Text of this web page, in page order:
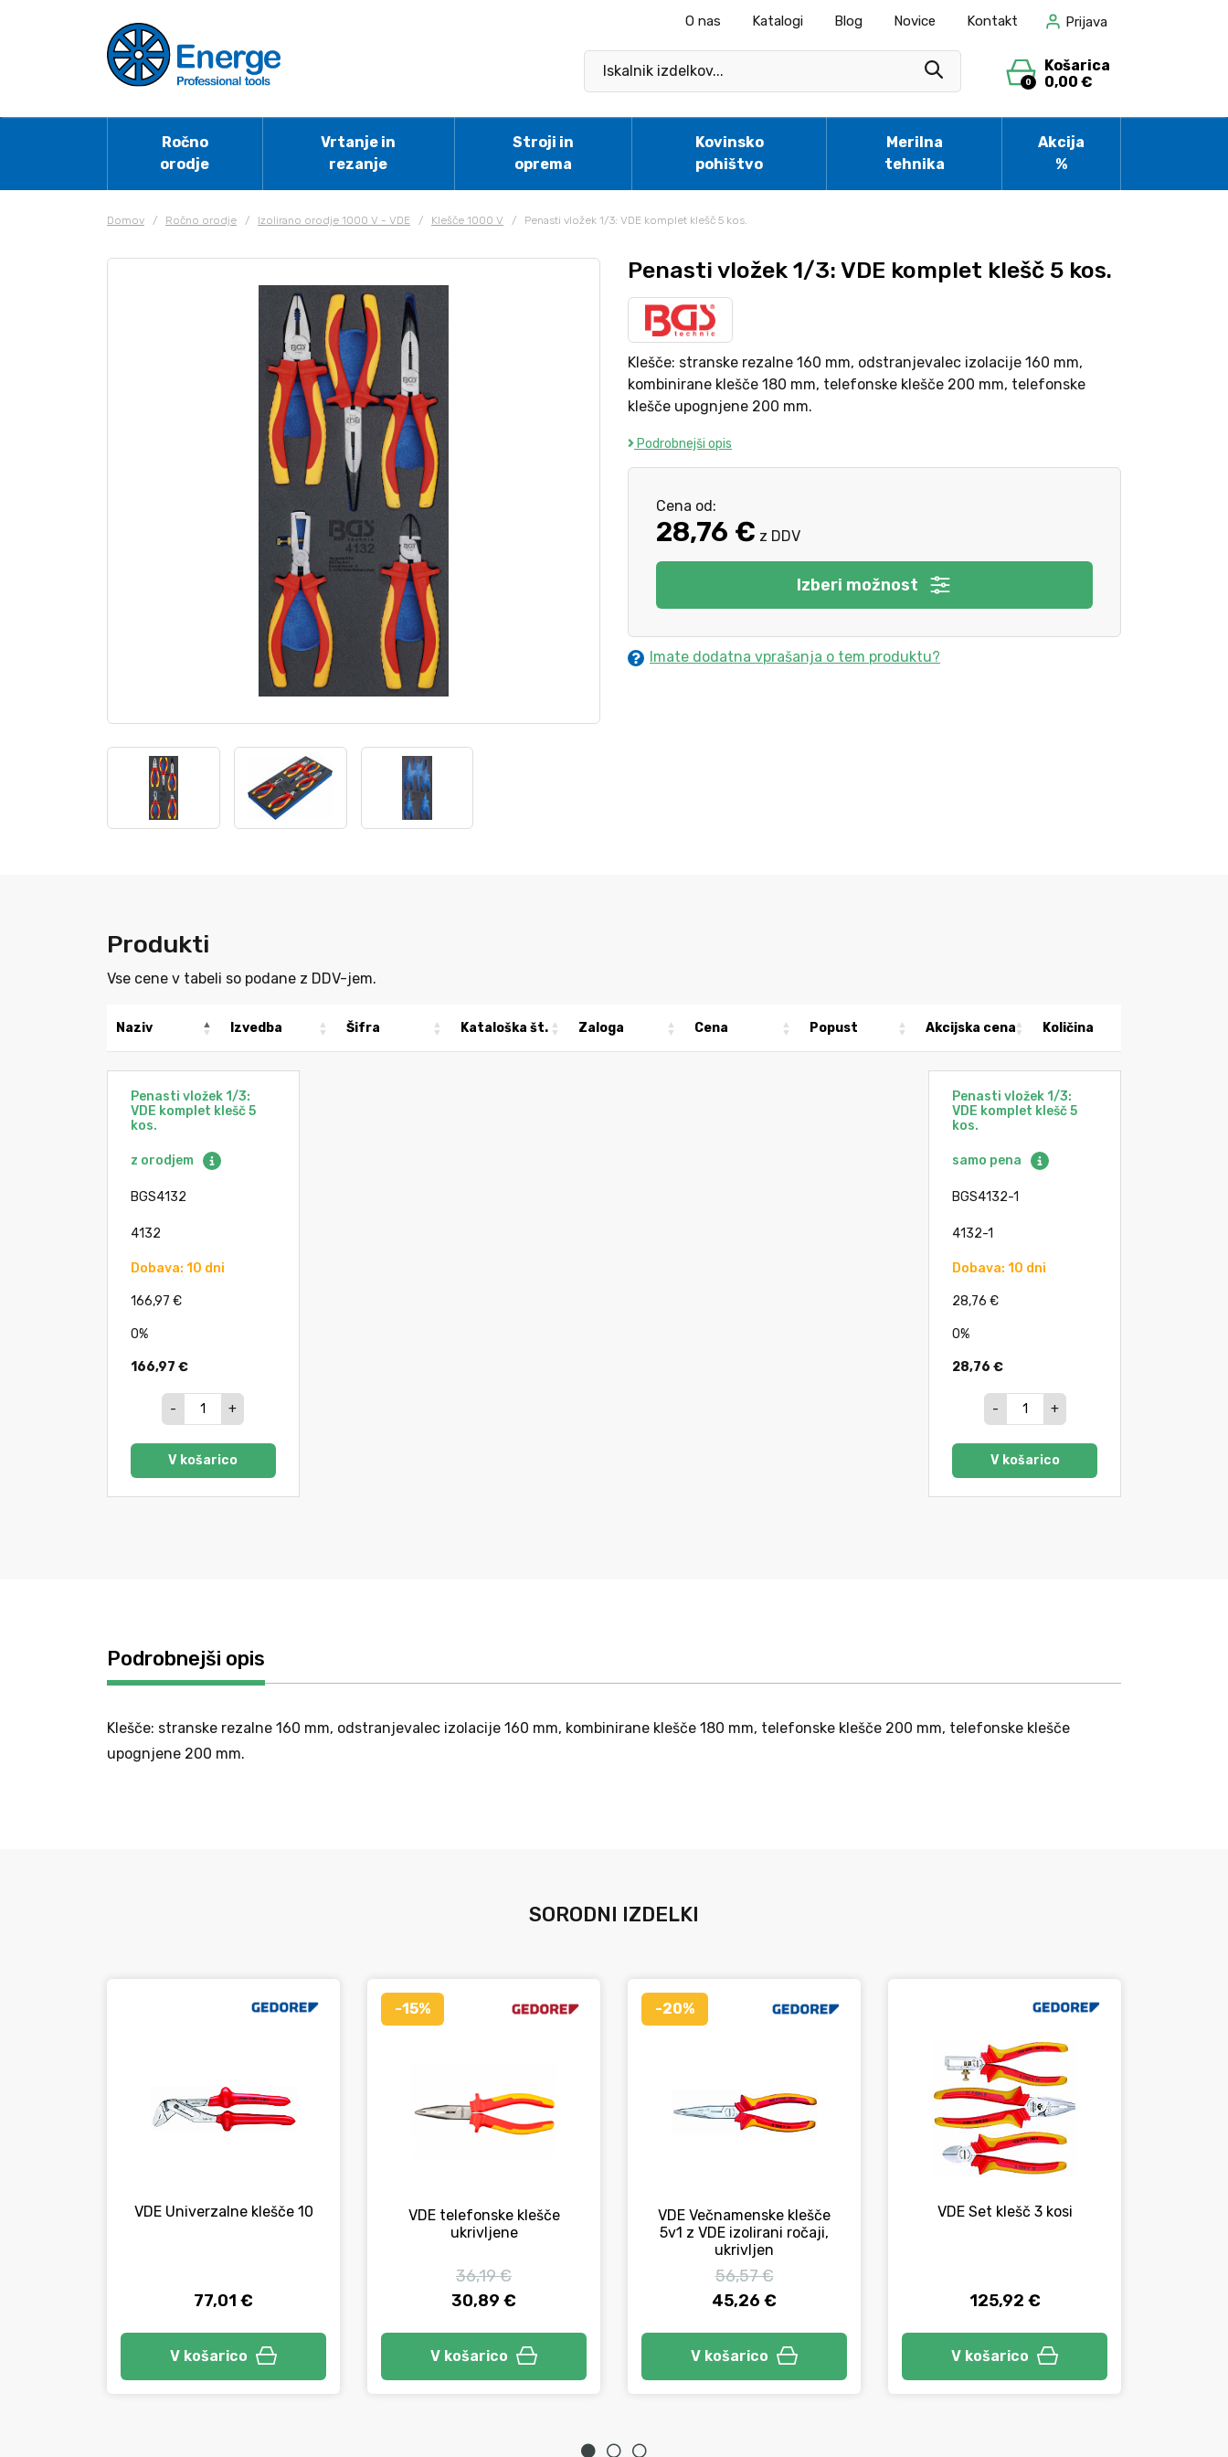
O nas Katalogi Blog Novice Kontakt Prijava
0
Košarica
0,00 €
Ročno
orodje
Vrtanje in
rezanje
Stroji in
oprema
Kovinsko
pohištvo
Merilna
tehnika
Akcija
%
Domov / Ročno orodje / Izolirano orodje 1000 V - VDE / Klešče 1000 V / Penasti vložek 1/3: VDE komplet klešč 5 kos.
Penasti vložek 1/3: VDE komplet klešč 5 kos.
Klešče: stranske rezalne 160 mm, odstranjevalec izolacije 160 mm,
kombinirane klešče 180 mm, telefonske klešče 200 mm, telefonske
klešče upognjene 200 mm.
Podrobnejši opis
Cena od:
28,76 € z DDV
Izberi možnost
Imate dodatna vprašanja o tem produktu?
Produkti
Vse cene v tabeli so podane z DDV-jem.
Naziv Izvedba Šifra Kataloška št. Zaloga Cena Popust Akcijska cena Količina
Penasti vložek 1/3:
VDE komplet klešč 5
kos.
z orodjem
BGS4132
4132
Dobava: 10 dni
166,97 €
0%
166,97 €
- +
V košarico
Penasti vložek 1/3:
VDE komplet klešč 5
kos.
samo pena
BGS4132-1
4132-1
Dobava: 10 dni
28,76 €
0%
28,76 €
- +
V košarico
Podrobnejši opis
Klešče: stranske rezalne 160 mm, odstranjevalec izolacije 160 mm, kombinirane klešče 180 mm, telefonske klešče 200 mm, telefonske klešče
upognjene 200 mm.
SORODNI IZDELKI
VDE Univerzalne klešče 10
77,01 €
V košarico
-15%
VDE telefonske klešče
ukrivljene
36,19 €
30,89 €
V košarico
-20%
VDE Večnamenske klešče
5v1 z VDE izolirani ročaji,
ukrivljen
56,57 €
45,26 €
V košarico
VDE Set klešč 3 kosi
125,92 €
V košarico